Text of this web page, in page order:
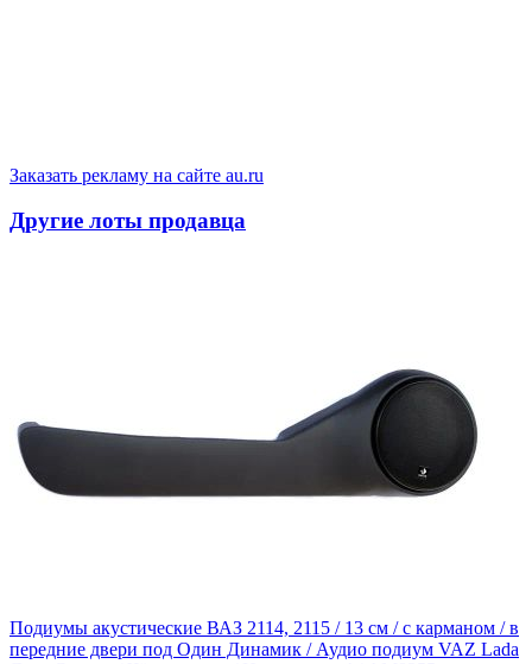
Заказать рекламу на сайте au.ru
Другие лоты продавца
Подиумы акустические ВАЗ 2114, 2115 / 13 см / с карманом / в
передние двери под Один Динамик / Аудио подиум VAZ Lada